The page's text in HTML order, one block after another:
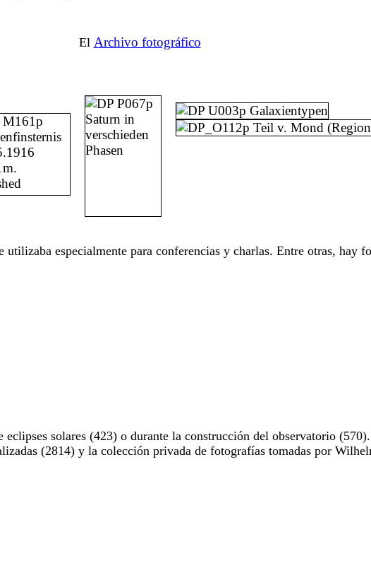
El Archivo fotográfico
especialmente para conferencias y charlas. Entre otras, hay
eclipses solares (423) o durante la construcción del observatorio
(2814) y la colección privada de fotografías tomadas por